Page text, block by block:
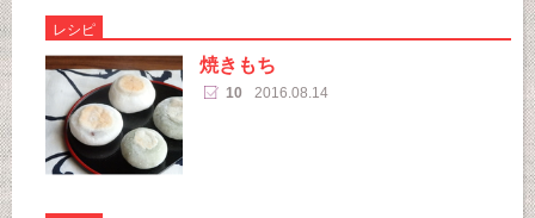
レシピ
焼きもち
10 2016.08.14